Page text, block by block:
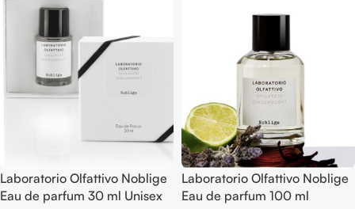
Laboratorio Olfattivo Noblige
Eau de parfum 30 ml Unisex
Laboratorio Olfattivo Noblige
Eau de parfum 100 ml